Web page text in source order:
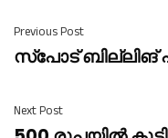
Previous Post
സ്പോട് ബില്ലിങ്
Next Post